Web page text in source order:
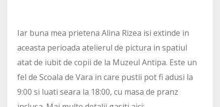
Iar buna mea prietena Alina Rizea isi extinde in
aceasta perioada atelierul de pictura in spatiul
atat de iubit de copii de la Muzeul Antipa. Este un
fel de Scoala de Vara in care pustii pot fi adusi la
9:00 si luati seara la 18:00, cu masa de pranz